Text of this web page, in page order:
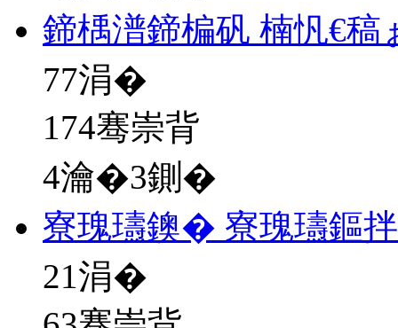
鍗楀潽鍗楄矾 楠忛€
77涓�
174骞崇背
4瀹�3鍘�
寮瑰瓙鐭� 寮瑰瓙鏂
21涓�